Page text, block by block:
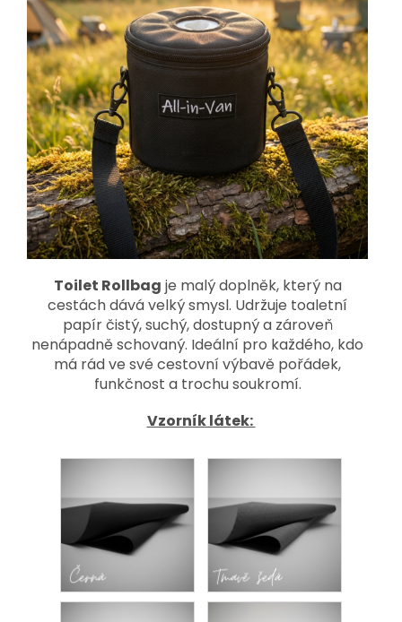
Toilet Rollbag je malý doplněk, který na
cestách dává velký smysl. Udržuje toaletní
papír čistý, suchý, dostupný a zároveň
nenápadně schovaný. Ideální pro každého, kdo
má rád ve své cestovní výbavě pořádek,
funkčnost a trochu soukromí.
Vzorník látek: